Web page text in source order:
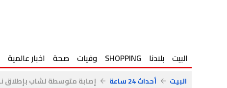
البيت بلادنا SHOPPING وفيات صحة اخبار عالمية
البيت arrow_back أحداث 24 ساعة arrow_back إصابة متوسطة لشاب بإطلاق